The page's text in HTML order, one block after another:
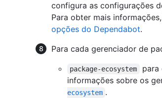
configura as configurações
Para obter mais
opções do Dependabot.
Para cada gerenciador de
package-ecosystem
para
informações sobre os
ecosystem .